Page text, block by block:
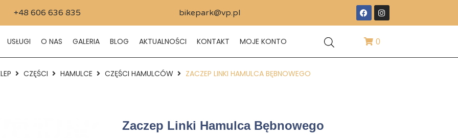
+48 606 636 835 bikepark@vp.pl
USŁUGI O NAS GALERIA BLOG AKTUALNOŚCI KONTAKT MOJE KONTO 0
CZĘŚCI HAMULCE CZĘŚCI HAMULCÓW ZACZEP LINKI HAMULCA BĘBNOWEGO
Zaczep Linki Hamulca Bębnowego